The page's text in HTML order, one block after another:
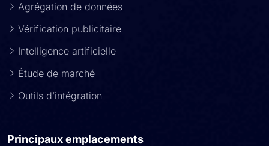
Agrégation de données
Vérification publicitaire
Intelligence artificielle
Étude de marché
Outils d’intégration
Principaux emplacements